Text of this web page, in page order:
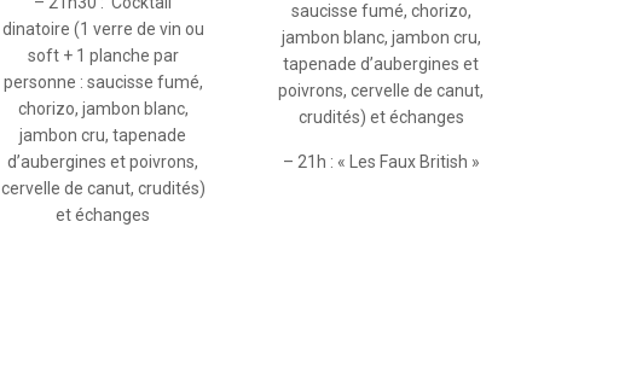
dinatoire (1 verre de vin ou
soft + 1 planche par
personne : saucisse fumé,
chorizo, jambon blanc,
jambon cru, tapenade
d’aubergines et poivrons,
cervelle de canut, crudités)
et échanges
saucisse fumé, chorizo,
jambon blanc, jambon cru,
tapenade d’aubergines et
poivrons, cervelle de canut,
crudités) et échanges
– 21h : « Les Faux British »